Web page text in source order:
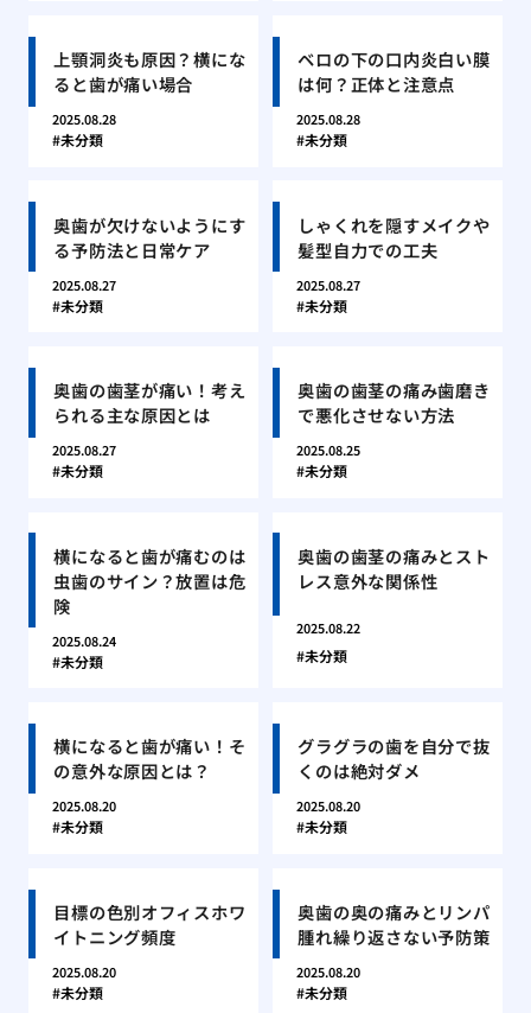
上顎洞炎も原因？横にな
ると歯が痛い場合
2025.08.28
未分類
ベロの下の口内炎白い膜
は何？正体と注意点
2025.08.28
未分類
奥歯が欠けないようにす
る予防法と日常ケア
2025.08.27
未分類
しゃくれを隠すメイクや
髪型自力での工夫
2025.08.27
未分類
奥歯の歯茎が痛い！考え
られる主な原因とは
2025.08.27
未分類
奥歯の歯茎の痛み歯磨き
で悪化させない方法
2025.08.25
未分類
横になると歯が痛むのは
虫歯のサイン？放置は危
険
2025.08.24
未分類
奥歯の歯茎の痛みとスト
レス意外な関係性
2025.08.22
未分類
横になると歯が痛い！そ
の意外な原因とは？
2025.08.20
未分類
グラグラの歯を自分で抜
くのは絶対ダメ
2025.08.20
未分類
目標の色別オフィスホワ
イトニング頻度
2025.08.20
未分類
奥歯の奥の痛みとリンパ
腫れ繰り返さない予防策
2025.08.20
未分類